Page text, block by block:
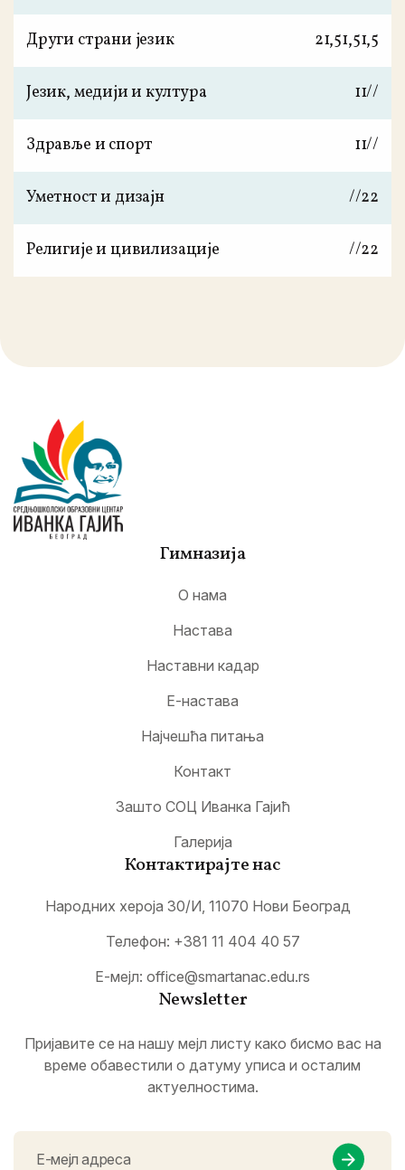
Други страни језик 21,51,51,5
Језик, медији и култура 11//
Здравље и спорт 11//
Уметност и дизајн //22
Религије и цивилизације //22
Гимназија
О нама
Настава
Наставни кадар
Е-настава
Најчешћа питања
Контакт
Зашто СОЦ Иванка Гајић
Галерија
Контактирајте нас
Народних хероја 30/И, 11070 Нови Београд
Телефон: +381 11 404 40 57
Е-мејл: office@smartanac.edu.rs
Newsletter
Пријавите се на нашу мејл листу како бисмо вас на
време обавестили о датуму уписа и осталим
актуелностима.